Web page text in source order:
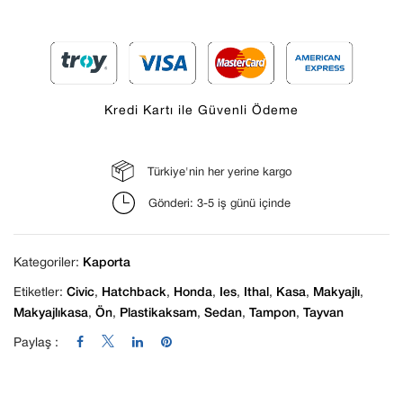
Kredi Kartı ile Güvenli Ödeme
Türkiye'nin her yerine kargo
Gönderi: 3-5 iş günü içinde
Kategoriler: Kaporta
Etiketler: Civic, Hatchback, Honda, Ies, Ithal , Kasa, Makyajlı,
Makyajlıkasa, Ön, Plastikaksam, Sedan, Tampon, Tayvan
Paylaş :
Daha sonraki yorumlarımda kullanılması için
adım, e-posta adresim ve site adresim bu